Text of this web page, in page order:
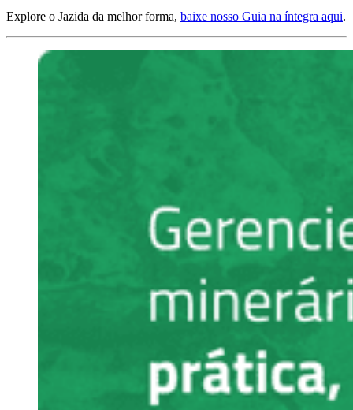
Explore o Jazida da melhor forma, baixe nosso Guia na íntegra aqui.